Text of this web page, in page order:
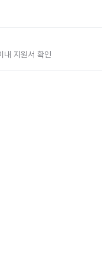
내 지원서 확인